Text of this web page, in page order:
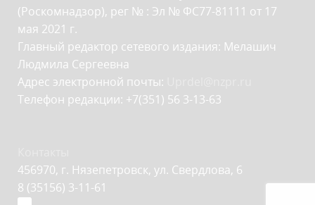
(Роскомнадзор), рег № : Эл № ФС77-81111 от 17
мая 2021 г.
Главный редактор сетевого издания: Мелашич
Людмила Сергеевна
Адрес электронной почты:
Телефон редакции: +7(351) 56 3-13-63
456970, г. Нязепетровск, ул. Свердлова, 6
8 (35156) 3-11-61